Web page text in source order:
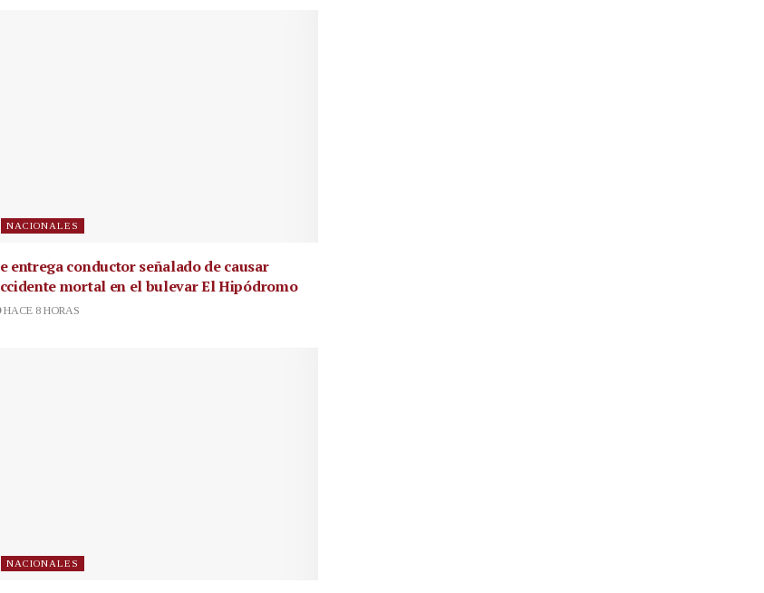
NACIONALES
entrega conductor señalado de causar
mortal en el bulevar El Hipódromo
HACE 8 HORAS
NACIONALES